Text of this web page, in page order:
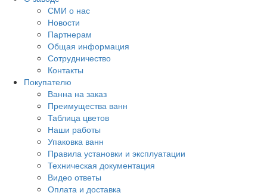
СМИ о нас
Новости
Партнерам
Общая информация
Сотрудничество
Контакты
Покупателю
Ванна на заказ
Преимущества ванн
Таблица цветов
Наши работы
Упаковка ванн
Правила установки и эксплуатации
Техническая документация
Видео ответы
Оплата и доставка